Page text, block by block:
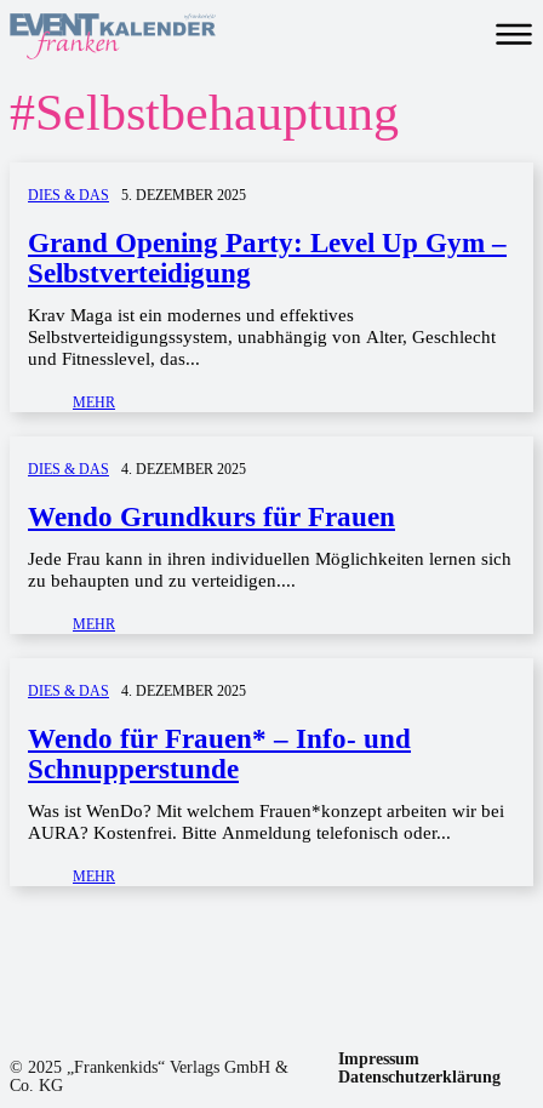
#Selbstbehauptung
DIES & DAS 5. DEZEMBER 2025
Grand Opening Party: Level Up Gym –
Selbstverteidigung
Krav Maga ist ein modernes und effektives
Selbstverteidigungssystem, unabhängig von Alter, Geschlecht
und Fitnesslevel, das...
MEHR
DIES & DAS 4. DEZEMBER 2025
Wendo Grundkurs für Frauen
Jede Frau kann in ihren individuellen Möglichkeiten lernen sich
zu behaupten und zu verteidigen....
MEHR
DIES & DAS 4. DEZEMBER 2025
Wendo für Frauen* – Info- und
Schnupperstunde
Was ist WenDo? Mit welchem Frauen*konzept arbeiten wir bei
AURA? Kostenfrei. Bitte Anmeldung telefonisch oder...
MEHR
© 2025 „Frankenkids“ Verlags GmbH &
Co. KG
Impressum
Datenschutzerklärung